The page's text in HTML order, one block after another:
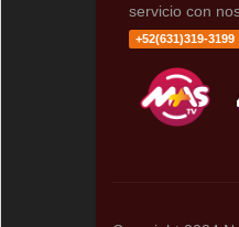
servicio con
+52(631)319-3199